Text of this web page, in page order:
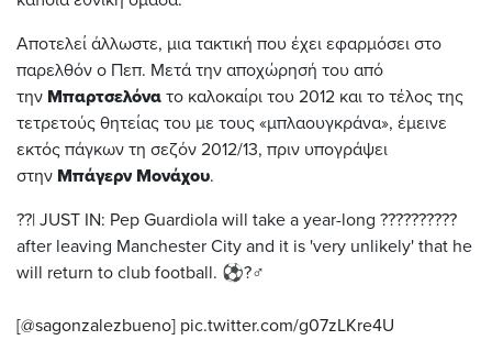
Αποτελεί άλλωστε, μια τακτική που έχει εφαρμόσει στο
παρελθόν ο Πεπ. Μετά την αποχώρησή του από
την Μπαρτσελόνα το καλοκαίρι του 2012 και το τέλος της
τετρετούς θητείας του με τους «μπλαουγκράνα», έμεινε
εκτός πάγκων τη σεζόν 2012/13, πριν υπογράψει
στην Μπάγερν Μονάχου.
??| JUST IN: Pep Guardiola will take a year-long ??????????
after leaving Manchester City and it is 'very unlikely' that he
will return to club football. ⚽️?‍♂️
[@sagonzalezbueno] pic.twitter.com/g07zLKre4U